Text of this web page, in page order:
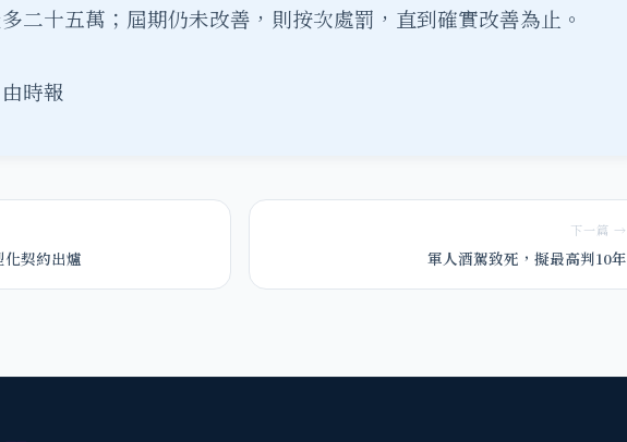
二十五萬；屆期仍未改善，則按次處罰，直到確實改善為止。
時報
契約出爐
下一篇 →
軍人酒駕致死，擬最高判10年